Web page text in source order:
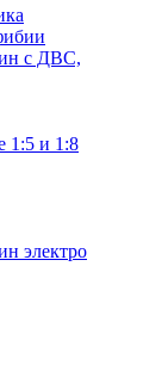
с ДВС,
1:5 и 1:8
электро